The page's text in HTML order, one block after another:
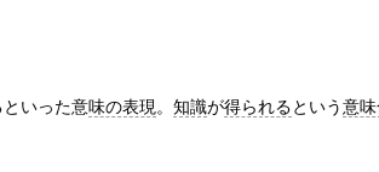
いった意味の表現。 知識が得られるという意